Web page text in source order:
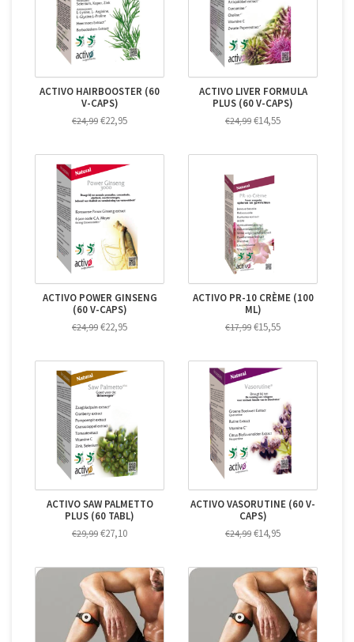
ACTIVO HAIRBOOSTER (60
V-CAPS)
€24,99 €22,95
ACTIVO LIVER FORMULA
PLUS (60 V-CAPS)
€24,99 €14,55
ACTIVO POWER GINSENG
(60 V-CAPS)
€24,99 €22,95
ACTIVO PR-10 CRÈME (100
ML)
€17,99 €15,55
ACTIVO SAW PALMETTO
PLUS (60 TABL)
€29,99 €27,10
ACTIVO VASORUTINE (60 V-
CAPS)
€24,99 €14,95